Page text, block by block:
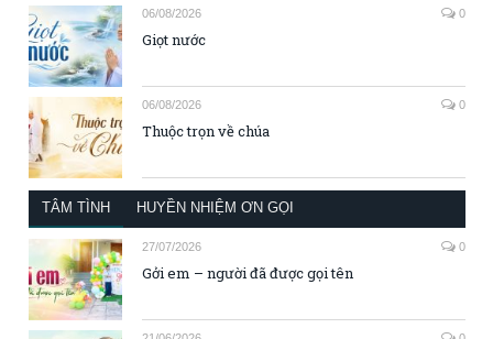
06/08/2026 0
Giọt nước
06/08/2026 0
Thuộc trọn về chúa
TÂM TÌNH HUYỀN NHIỆM ƠN GỌI
27/07/2026 0
Gởi em – người đã được gọi tên